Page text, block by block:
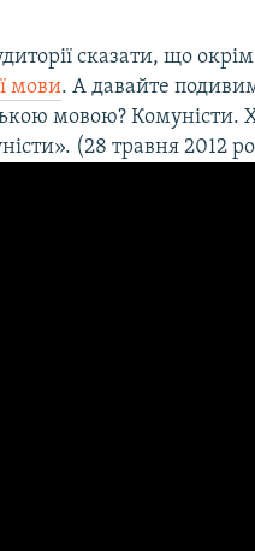
сказати, що окрім
мови. А давайте
мовою? Комуністи.
(28 травня 2012